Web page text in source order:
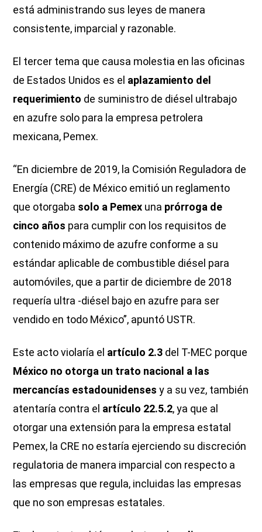
está administrando sus leyes de manera
consistente, imparcial y razonable.
El tercer tema que causa molestia en las oficinas
de Estados Unidos es el aplazamiento del
requerimiento de suministro de diésel ultrabajo
en azufre solo para la empresa petrolera
mexicana, Pemex.
“En diciembre de 2019, la Comisión Reguladora de
Energía (CRE) de México emitió un reglamento
que otorgaba solo a Pemex una prórroga de
cinco años para cumplir con los requisitos de
contenido máximo de azufre conforme a su
estándar aplicable de combustible diésel para
automóviles, que a partir de diciembre de 2018
requería ultra -diésel bajo en azufre para ser
vendido en todo México”, apuntó USTR.
Este acto violaría el artículo 2.3 del T-MEC porque
México no otorga un trato nacional a las
mercancías estadounidenses y a su vez, también
atentaría contra el artículo 22.5.2, ya que al
otorgar una extensión para la empresa estatal
Pemex, la CRE no estaría ejerciendo su discreción
regulatoria de manera imparcial con respecto a
las empresas que regula, incluidas las empresas
que no son empresas estatales.